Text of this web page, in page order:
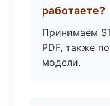
работаете?
Принимаем
PDF, также
модели.